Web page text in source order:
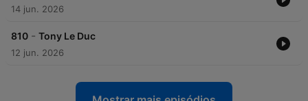
14 jun. 2026
810 - Tony Le Duc
12 jun. 2026